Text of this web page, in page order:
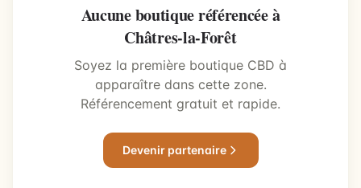
Aucune boutique référencée à
Châtres-la-Forêt
Soyez la première boutique CBD à
apparaître dans cette zone.
Référencement gratuit et rapide.
Devenir partenaire